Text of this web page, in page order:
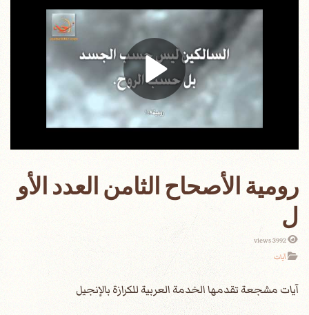
رومية الأصحاح الثامن العدد الأو
ل
3992 views
آيات
آيات مشجعة تقدمها الخدمة العربية للكرازة بالإنجيل‏